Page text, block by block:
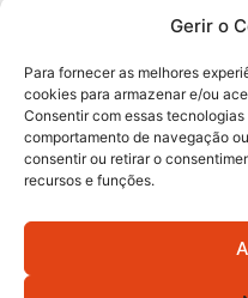
Gerir o
Para fornecer as melhores
cookies para armazenar e/ou
Consentir com essas
comportamento de navegação
consentir ou retirar o
recursos e funções.
em causa”, garante
Subscreva
QUERO